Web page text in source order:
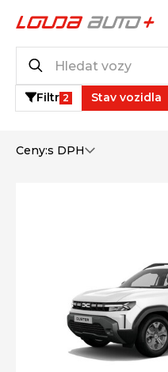
Filtr 2 Stav vozidla
Ceny:s DPH